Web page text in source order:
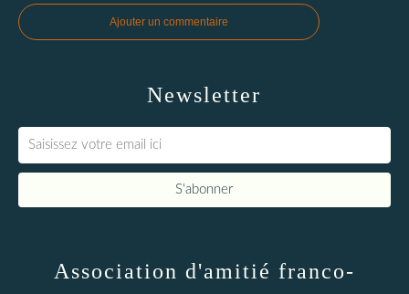
Ajouter un commentaire
Newsletter
Association d'amitié franco-